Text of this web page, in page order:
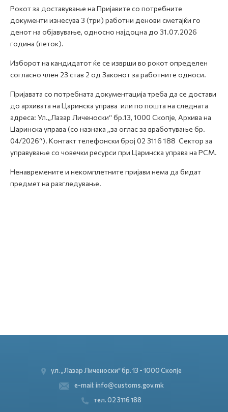
Рокот за доставување на Пријавите со потребните
документи изнесува 3 (три) работни денови сметајќи го
денот на објавување, односно најдоцна до 31.07.2026
година (петок).
Изборот на кандидатот ќе се изврши во рокот определен
согласно член 23 став 2 од Законот за работните односи.
Пријавата со потребната документација треба да се достави
до архивата на Царинска управа или по пошта на следната
адреса: Ул.„Лазар Личеноски“ бр.13, 1000 Скопје, Архива на
Царинска управа (со назнака „за оглас за вработување бр.
04/2026“). Контакт телефонски број 02 3116 188 Сектор за
управување со човечки ресурси при Царинска управа на РСМ.
Ненавремените и некомплетните пријави нема да бидат
предмет на разгледување.
ул. „Лазар Личеноски“ бр. 13 - 1000 Скопје
e-mail: info@customs.gov.mk
тел. 02 3116 188